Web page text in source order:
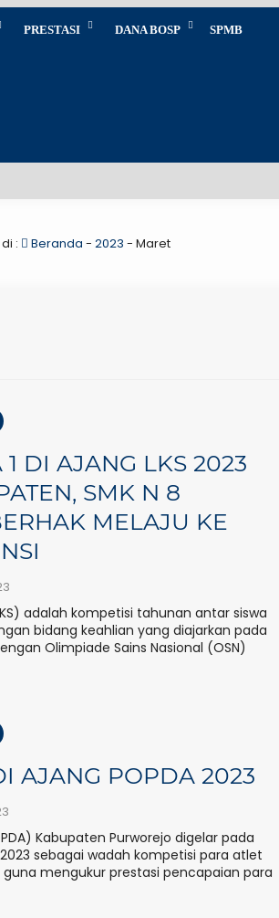
PRESTASI DANA BOSP SPMB
: Beranda - 2023 - Maret
DI AJANG LKS 2023
SMK N 8
MELAJU KE
adalah kompetisi tahunan antar siswa
bidang keahlian yang diajarkan pada
Olimpiade Sains Nasional (OSN)
AJANG POPDA 2023
Kabupaten Purworejo digelar pada
sebagai wadah kompetisi para atlet
mengukur prestasi pencapaian para